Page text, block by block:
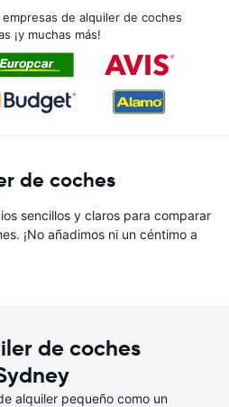
de alquiler de coches
¡y muchas más!
de coches
sencillos y claros para comparar
¡No añadimos ni un céntimo a
de coches
alquiler pequeño como un